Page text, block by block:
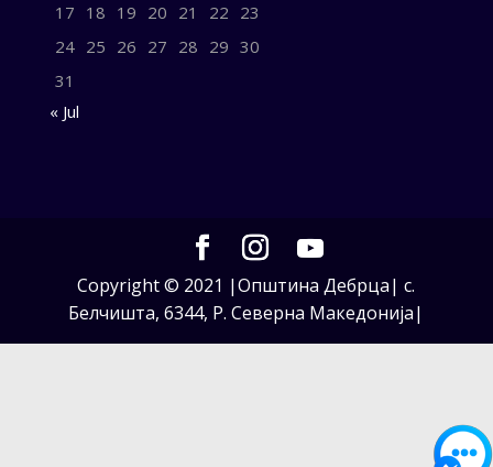
17 18 19 20 21 22 23
24 25 26 27 28 29 30
31
« Jul
Copyright © 2021 |Општина Дебрца| с.
Белчишта, 6344, Р. Северна Македонија|